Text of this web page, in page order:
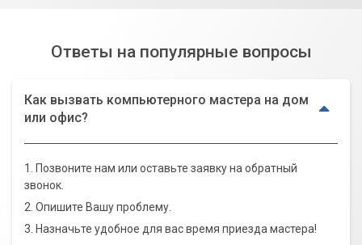
Ответы на популярные вопросы
Как вызвать компьютерного мастера на дом
или офис?
1. Позвоните нам или оставьте заявку на обратный
звонок.
2. Опишите Вашу проблему.
3. Назначьте удобное для вас время приезда мастера!